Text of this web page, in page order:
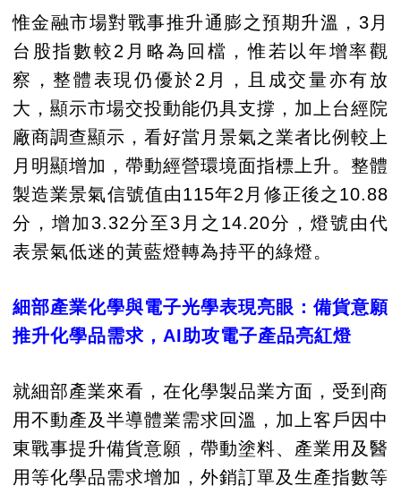
惟金融市場對戰事推升通膨之預期升溫，3月
台股指數較2月略為回檔，惟若以年增率觀
察，整體表現仍優於2月，且成交量亦有放
大，顯示市場交投動能仍具支撐，加上台經院
廠商調查顯示，看好當月景氣之業者比例較上
月明顯增加，帶動經營環境面指標上升。整體
製造業景氣信號值由115年2月修正後之10.88
分，增加3.32分至3月之14.20分，燈號由代
表景氣低迷的黃藍燈轉為持平的綠燈。
細部產業化學與電子光學表現亮眼：備貨意願
推升化學品需求，AI助攻電子產品亮紅燈
就細部產業來看，在化學製品業方面，受到商
用不動產及半導體業需求回溫，加上客戶因中
東戰事提升備貨意願，帶動塗料、產業用及醫
用等化學品需求增加，外銷訂單及生產指數等